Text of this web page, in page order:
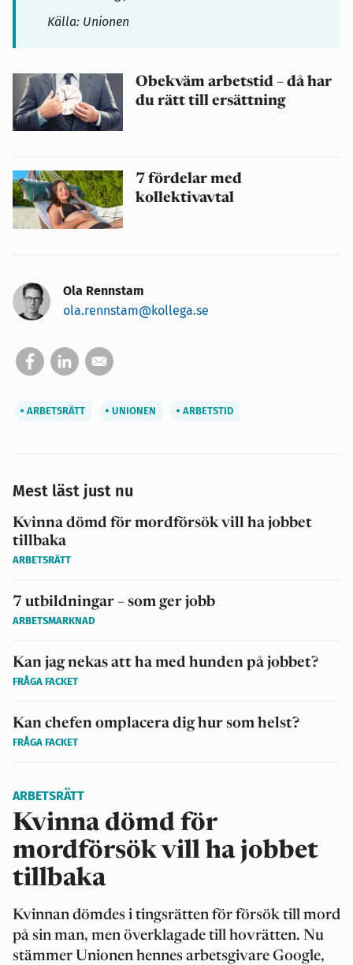
Källa: Unionen
Obekväm arbetstid – då har
du rätt till ersättning
7 fördelar med
kollektivavtal
Ola Rennstam
ola.rennstam@kollega.se
ARBETSRÄTT UNIONEN ARBETSTID
Mest läst just nu
Kvinna dömd för mordförsök vill ha jobbet
tillbaka
ARBETSRÄTT
7 utbildningar – som ger jobb
ARBETSMARKNAD
Kan jag nekas att ha med hunden på jobbet?
FRÅGA FACKET
Kan chefen omplacera dig hur som helst?
FRÅGA FACKET
ARBETSRÄTT
Kvinna dömd för
mordförsök vill ha jobbet
tillbaka
Kvinnan dömdes i tingsrätten för försök till mord
på sin man, men överklagade till hovrätten. Nu
stämmer Unionen hennes arbetsgivare Google,